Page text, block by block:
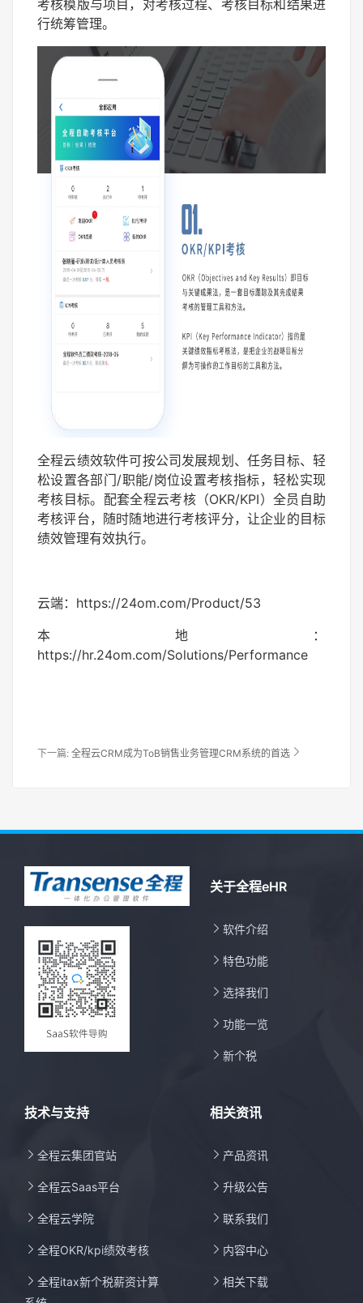
考核模版与项目，对考核过程、考核目标和结果进
行统筹管理。
全程云绩效软件可按公司发展规划、任务目标、轻
松设置各部门/职能/岗位设置考核指标，轻松实现
考核目标。配套全程云考核（OKR/KPI）全员自助
考核评台，随时随地进行考核评分，让企业的目标
绩效管理有效执行。
云端：https://24om.com/Product/53
本地：
https://hr.24om.com/Solutions/Performance
下一篇: 全程云CRM成为ToB销售业务管理CRM系统的首选 
关于全程eHR
 软件介绍
 特色功能
 选择我们
 功能一览
 新个税
技术与支持
 全程云集团官站
 全程云Saas平台
 全程云学院
 全程OKR/kpi绩效考核
 全程itax新个税薪资计算
相关资讯
 产品资讯
 升级公告
 联系我们
 内容中心
 相关下载